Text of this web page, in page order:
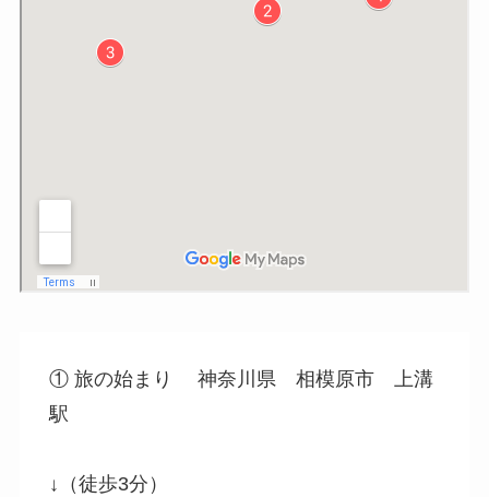
① 旅の始まり 神奈川県 相模原市 上溝
駅
↓（徒歩3分）